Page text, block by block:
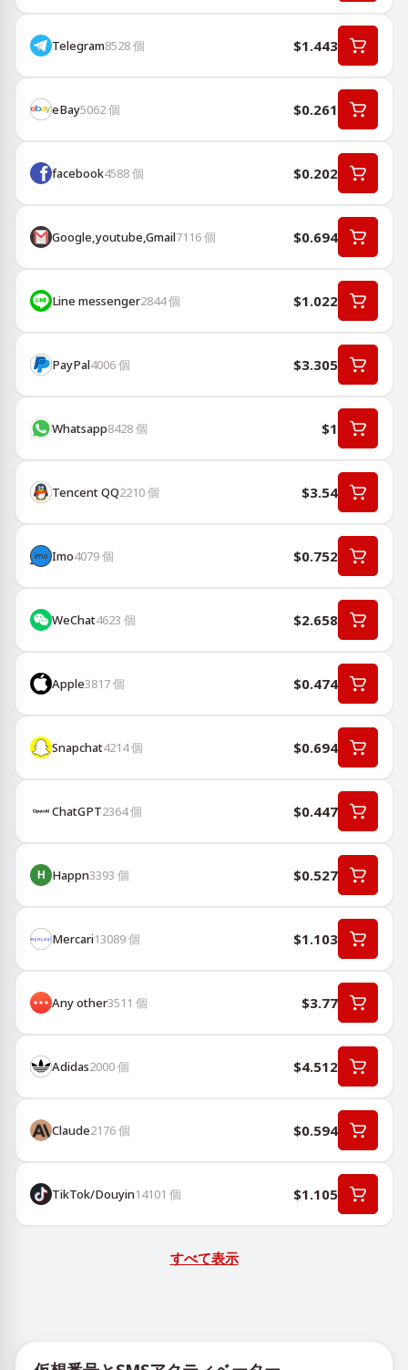
Telegram8528個 $1.443
eBay5062個 $0.261
facebook4588個 $0.202
Google,youtube,Gmail7116個 $0.694
Line messenger2844個 $1.022
PayPal4006個 $3.305
Whatsapp8428個 $1
Tencent QQ2210個 $3.54
Imo4079個 $0.752
WeChat4623 個 $2.658
Apple3817個 $0.474
Snapchat4214個 $0.694
ChatGPT2364個 $0.447
Happn3393 個 $0.527
Mercari13089個 $1.103
Any other3511 個 $3.77
Adidas2000個 $4.512
Claude2176個 $0.594
TikTok/Douyin14101 個 $1.105
すべて表示